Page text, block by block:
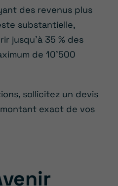
des revenus plus
substantielle,
jusqu’à 35 % des
de 10’500
sollicitez un devis
exact de vos